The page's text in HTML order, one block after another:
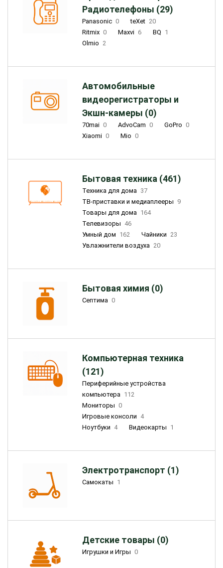
Радиотелефоны (29)
Panasonic 0 teXet 20
Ritmix 0 Maxvi 6 BQ 1
Olmio 2
Автомобильные
видеорегистраторы и
Экшн-камеры (0)
70mai 0 AdvoCam 0 GoPro 0
Xiaomi 0 Mio 0
Бытовая техника (461)
Техника для дома 37
ТВ-приставки и медиаплееры 9
Товары для дома 164
Телевизоры 46
Умный дом 162 Чайники 23
Увлажнители воздуха 20
Бытовая химия (0)
Септима 0
Компьютерная техника
(121)
Периферийные устройства
компьютера 112
Мониторы 0
Игровые консоли 4
Ноутбуки 4 Видеокарты 1
Электротранспорт (1)
Самокаты 1
Детские товары (0)
Игрушки и Игры 0